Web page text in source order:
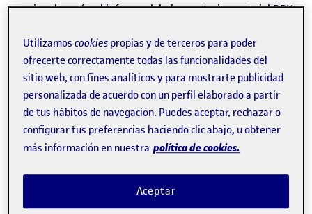
nacional, según elinforme del observatorio sectorial DBK
que cumplan estas cifras de facturación deberán abonar
el 1,25 % de la tasa en concepto de gravamen.
Después de la aprobación de la medida, pionera en
España, los expertos no tienen claro que beneficie al
comercio de proximidad, uno de los objetivos hacia los
que se encamina. "Hay mucho pequeño comercio que
empieza a vender en línea y que está utilizando los
Utilizamoscookies propias y de terceros para poder
ofrecerte correctamente todas las funcionalidades del
sitio web, con fines analíticos y para mostrarte publicidad
personalizada de acuerdo con un perfil elaborado a partir
de tus hábitos de navegación. Puedes aceptar, rechazar o
configurar tus preferencias haciendo clic abajo, u obtener
más información en nuestra política de cookies.
Aceptar